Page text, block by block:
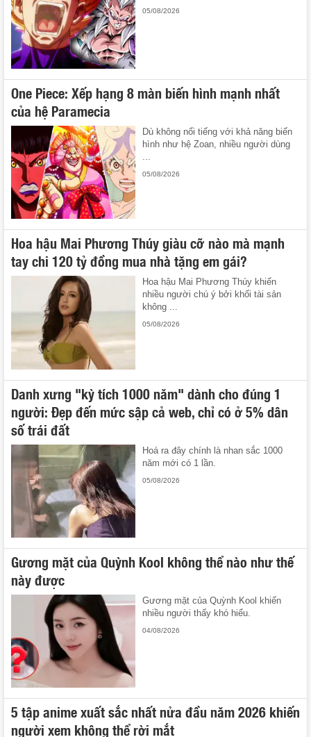
05/08/2026
One Piece: Xếp hạng 8 màn biến hình mạnh nhất
của hệ Paramecia
Dù không nổi tiếng với khả năng biến
hình như hệ Zoan, nhiều người dùng
05/08/2026
Hoa hậu Mai Phương Thúy giàu cỡ nào mà mạnh
tay chi 120 tỷ đồng mua nhà tặng em gái?
Hoa hậu Mai Phương Thúy khiến
nhiều người chú ý bởi khối tài sản
không ...
05/08/2026
Danh xưng "kỳ tích 1000 năm" dành cho đúng 1
người: Đẹp đến mức sập cả web, chỉ có ở 5% dân
số trái đất
Hoá ra đây chính là nhan sắc 1000
năm mới có 1 lần.
05/08/2026
Gương mặt của Quỳnh Kool không thể nào như thế
này được
Gương mặt của Quỳnh Kool khiến
nhiều người thấy khó hiểu.
04/08/2026
5 tập anime xuất sắc nhất nửa đầu năm 2026 khiến
người xem không thể rời mắt